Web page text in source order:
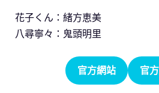
花子くん：緒方恵美
八尋寧々：鬼頭明里
官方網站 官